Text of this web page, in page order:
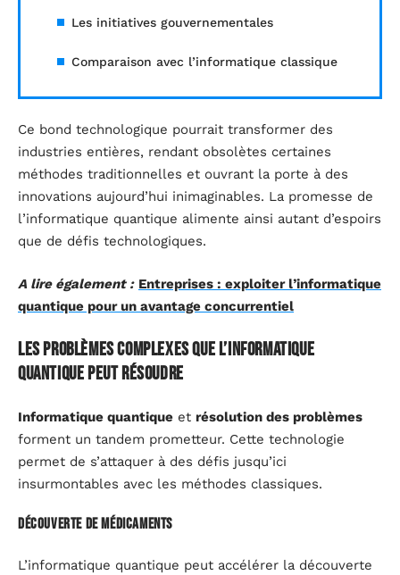
Les initiatives gouvernementales
Comparaison avec l’informatique classique
Ce bond technologique pourrait transformer des
industries entières, rendant obsolètes certaines
méthodes traditionnelles et ouvrant la porte à des
innovations aujourd’hui inimaginables. La promesse de
l’informatique quantique alimente ainsi autant d’espoirs
que de défis technologiques.
A lire également : Entreprises : exploiter l’informatique
quantique pour un avantage concurrentiel
Les problèmes complexes que l’informatique
quantique peut résoudre
Informatique quantique et résolution des problèmes
forment un tandem prometteur. Cette technologie
permet de s’attaquer à des défis jusqu’ici
insurmontables avec les méthodes classiques.
Découverte de médicaments
L’informatique quantique peut accélérer la découverte